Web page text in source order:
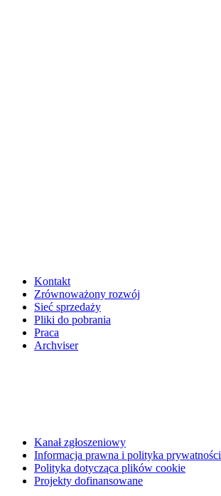
Kontakt
Zrównoważony rozwój
Sieć sprzedaży
Pliki do pobrania
Praca
Archviser
Kanał zgłoszeniowy
Informacja prawna i polityka prywatności
Polityka dotycząca plików cookie
Projekty dofinansowane